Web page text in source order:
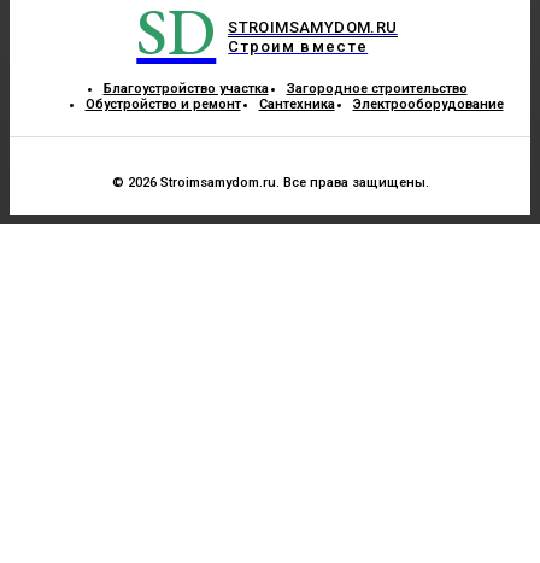
SD
STROIMSAMYDOM.RU
Строим вместе
Благоустройство участка
Загородное строительство
Обустройство и ремонт
Сантехника Электрооборудование
© 2026 Stroimsamydom.ru. Все права защищены.